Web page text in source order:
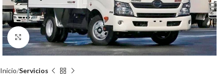
Click to enlarge
Inicio Servicios